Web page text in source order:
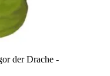
der Drache -